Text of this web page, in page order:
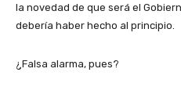
la novedad de que será el
debería haber hecho al principio.
¿Falsa alarma, pues?